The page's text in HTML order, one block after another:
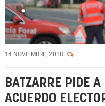
14 NOVIEMBRE, 2018
BATZARRE PIDE
ACUERDO